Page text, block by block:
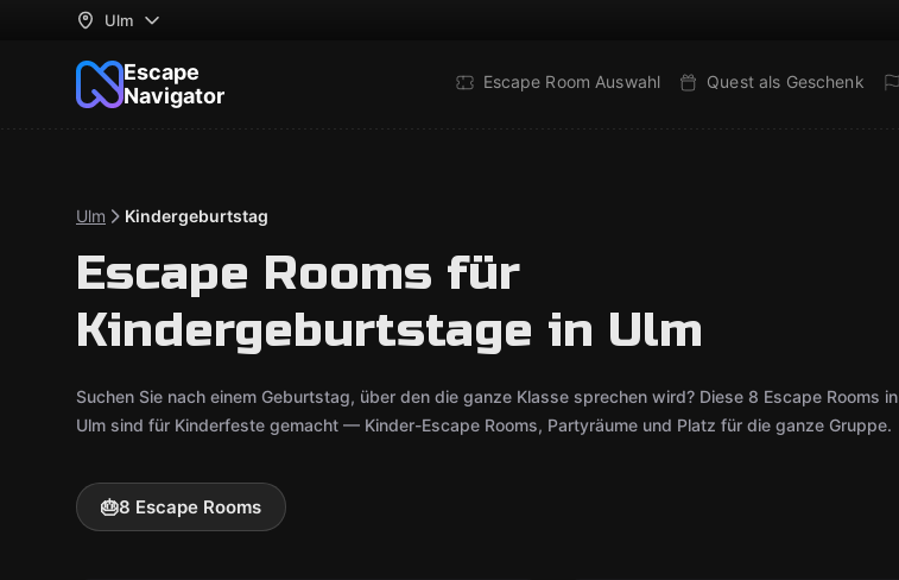
Ulm
Escape
Navigator
Escape Room Auswahl Quest als Geschenk
Ulm Kindergeburtstag
Escape Rooms für
Kindergeburtstage in Ulm
Suchen Sie nach einem Geburtstag, über den die ganze Klasse sprechen wird? Diese 8 Escape Rooms in
Ulm sind für Kinderfeste gemacht — Kinder-Escape Rooms, Partyräume und Platz für die ganze Gruppe.
🎂8 Escape Rooms